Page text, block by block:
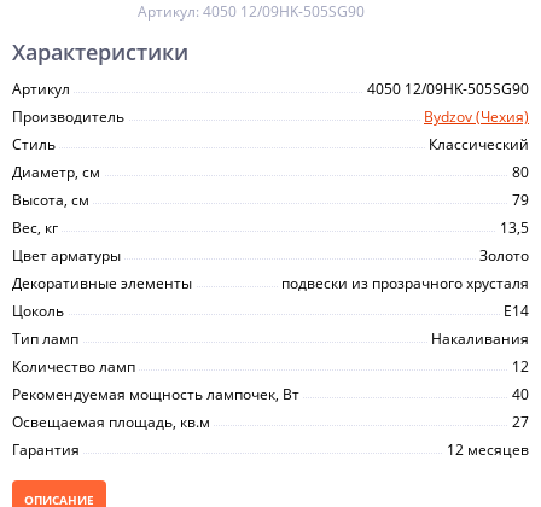
Артикул: 4050 12/09HK-505SG90
Характеристики
Артикул
4050 12/09HK-505SG90
Производитель
Bydzov (Чехия)
Стиль
Классический
Диаметр, см
80
Высота, см
79
Вес, кг
13,5
Цвет арматуры
Золото
Декоративные элементы
подвески из прозрачного хрусталя
Цоколь
E14
Тип ламп
Накаливания
Количество ламп
12
Рекомендуемая мощность лампочек, Вт
40
Освещаемая площадь, кв.м
27
Гарантия
12 месяцев
ОПИСАНИЕ